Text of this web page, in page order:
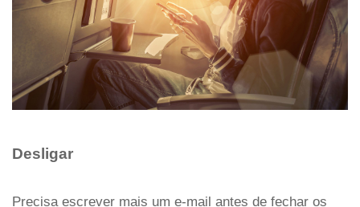
Desligar
Precisa escrever mais um e-mail antes de fechar os